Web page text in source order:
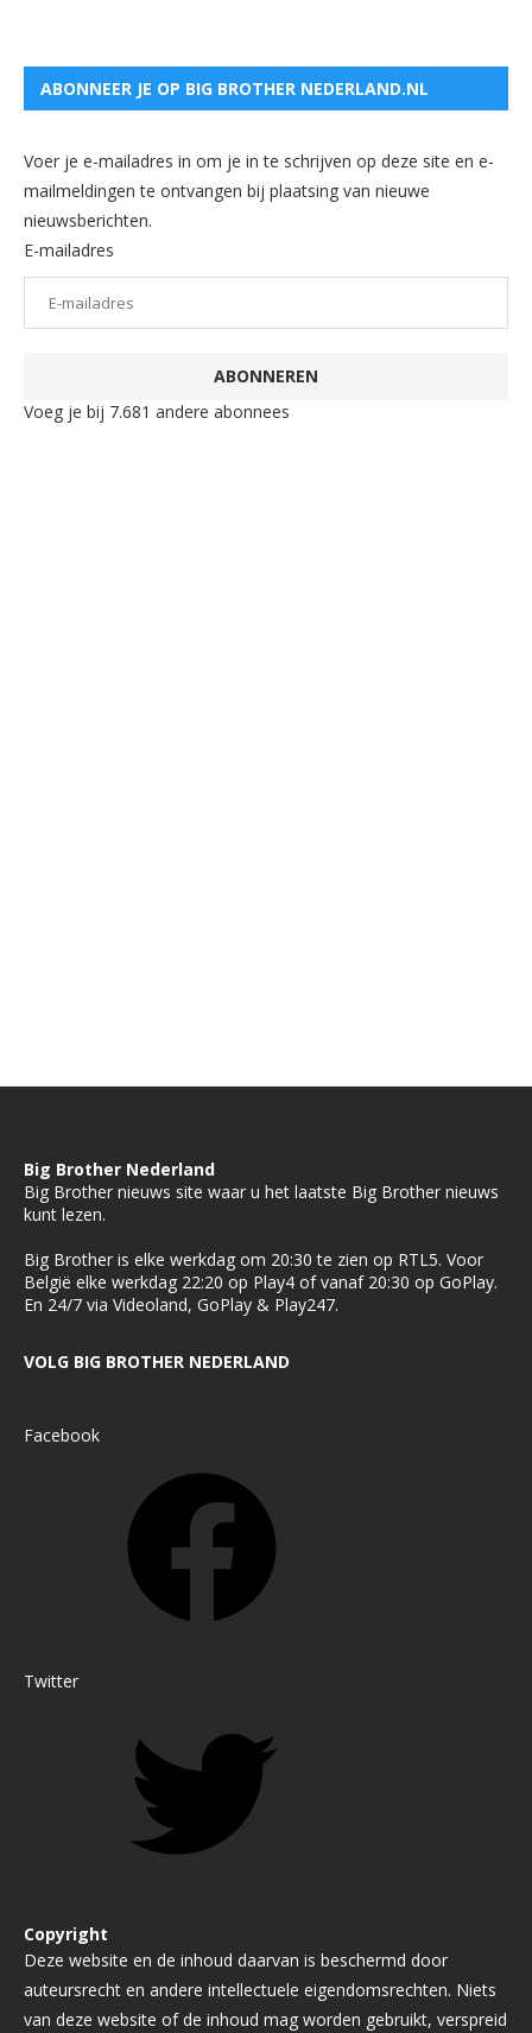
ABONNEER JE OP BIG BROTHER NEDERLAND.NL
Voer je e-mailadres in om je in te schrijven op deze site en e-
mailmeldingen te ontvangen bij plaatsing van nieuwe
nieuwsberichten.
E-mailadres
ABONNEREN
Voeg je bij 7.681 andere abonnees
Big Brother Nederland
Big Brother nieuws site waar u het laatste Big Brother nieuws
kunt lezen.
Big Brother is elke werkdag om 20:30 te zien op RTL5. Voor
België elke werkdag 22:20 op Play4 of vanaf 20:30 op GoPlay.
En 24/7 via Videoland, GoPlay & Play247.
VOLG BIG BROTHER NEDERLAND
Facebook
Twitter
Copyright
Deze website en de inhoud daarvan is beschermd door
auteursrecht en andere intellectuele eigendomsrechten. Niets
van deze website of de inhoud mag worden gebruikt, verspreid